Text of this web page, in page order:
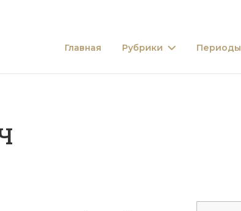
Главная Рубрики Периоды